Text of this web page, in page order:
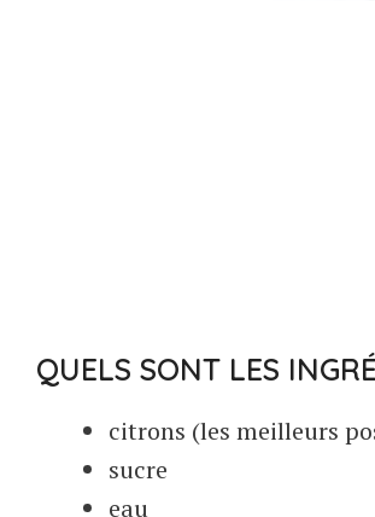
QUELS SONT LES
citrons (les meilleurs
sucre
eau